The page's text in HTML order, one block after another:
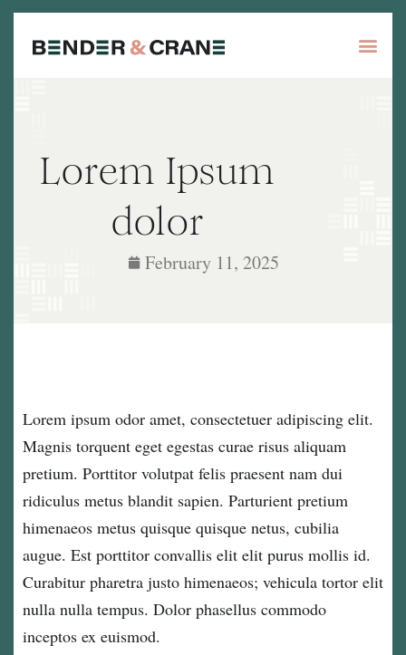
Lorem Ipsum
dolor
February 11, 2025
Lorem ipsum odor amet, consectetuer adipiscing elit.
Magnis torquent eget egestas curae risus aliquam
pretium. Porttitor volutpat felis praesent nam dui
ridiculus metus blandit sapien. Parturient pretium
himenaeos metus quisque quisque netus, cubilia
augue. Est porttitor convallis elit elit purus mollis id.
Curabitur pharetra justo himenaeos; vehicula tortor elit
nulla nulla tempus. Dolor phasellus commodo
inceptos ex euismod.